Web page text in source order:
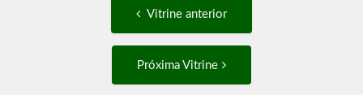
navigation
Vitrine anterior
Próxima Vitrine